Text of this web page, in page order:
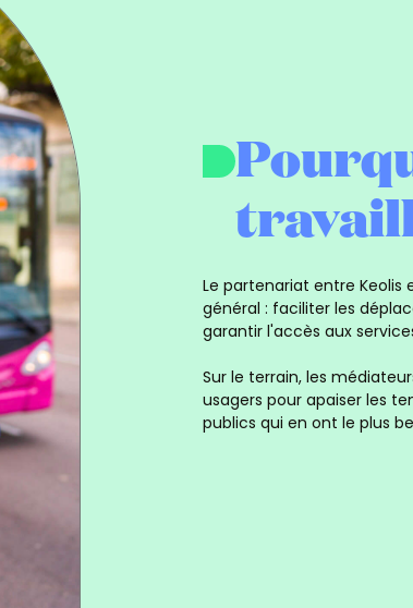
Le partenariat entre Keolis
général : faciliter les
garantir l'accès aux
Sur le terrain, les
usagers pour apaiser les
publics qui en ont le plus